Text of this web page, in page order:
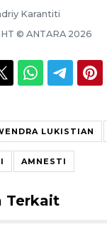
Karantiti
© ANTARA 2026
LUKISTIAN
AMNESTI
Terkait